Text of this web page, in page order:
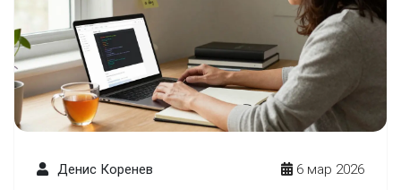
Денис Коренев 6 мар 2026